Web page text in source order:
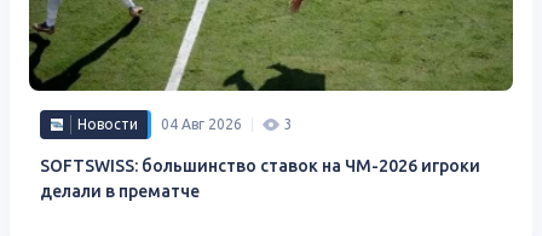
Новости 04 Авг 2026 3
SOFTSWISS: большинство ставок на ЧМ-2026 игроки
делали в прематче